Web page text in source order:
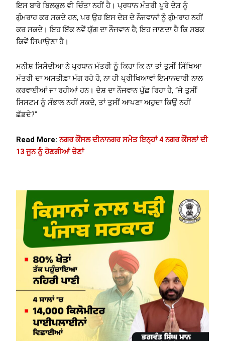
ਇਸ ਬਾਰੇ ਬਿਲਕੁਲ ਵੀ ਚਿੰਤਾ ਨਹੀਂ ਹੈ। ਪ੍ਰਧਾਨ ਮੰਤਰੀ ਪੂਰੇ ਦੇਸ਼ ਨੂੰ
ਗੁੰਮਰਾਹ ਕਰ ਸਕਦੇ ਹਨ, ਪਰ ਉਹ ਇਸ ਦੇਸ਼ ਦੇ ਨੌਜਵਾਨਾਂ ਨੂੰ ਗੁੰਮਰਾਹ ਨਹੀਂ
ਕਰ ਸਕਦੇ। ਇਹ ਇੱਕ ਨਵੇਂ ਯੁੱਗ ਦਾ ਨੌਜਵਾਨ ਹੈ; ਇਹ ਜਾਣਦਾ ਹੈ ਕਿ ਸਬਕ
ਕਿਵੇਂ ਸਿਖਾਉਣਾ ਹੈ।
ਮਨੀਸ਼ ਸਿਸੋਦੀਆ ਨੇ ਪ੍ਰਧਾਨ ਮੰਤਰੀ ਨੂੰ ਕਿਹਾ ਕਿ ਨਾ ਤਾਂ ਤੁਸੀਂ ਸਿੱਖਿਆ
ਮੰਤਰੀ ਦਾ ਅਸਤੀਫ਼ਾ ਮੰਗ ਰਹੇ ਹੋ, ਨਾ ਹੀ ਪ੍ਰੀਖਿਆਵਾਂ ਇਮਾਨਦਾਰੀ ਨਾਲ
ਕਰਵਾਈਆਂ ਜਾ ਰਹੀਆਂ ਹਨ। ਦੇਸ਼ ਦਾ ਨੌਜਵਾਨ ਪੁੱਛ ਰਿਹਾ ਹੈ, “ਜੇ ਤੁਸੀਂ
ਸਿਸਟਮ ਨੂੰ ਸੰਭਾਲ ਨਹੀਂ ਸਕਦੇ, ਤਾਂ ਤੁਸੀਂ ਆਪਣਾ ਅਹੁਦਾ ਕਿਉਂ ਨਹੀਂ
ਛੱਡਦੇ?”
Read More:ਨਗਰ ਕੌਂਸਲ ਦੀਨਾਨਗਰ ਸਮੇਤ ਇਨ੍ਹਾਂ 4 ਨਗਰ ਕੌਂਸਲਾਂ ਦੀ
13 ਜੂਨ ਨੂੰ ਹੋਣਗੀਆਂ ਚੋਣਾਂ